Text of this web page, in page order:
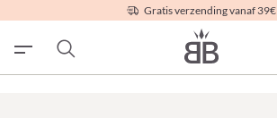
Gratis verzending vanaf 39€